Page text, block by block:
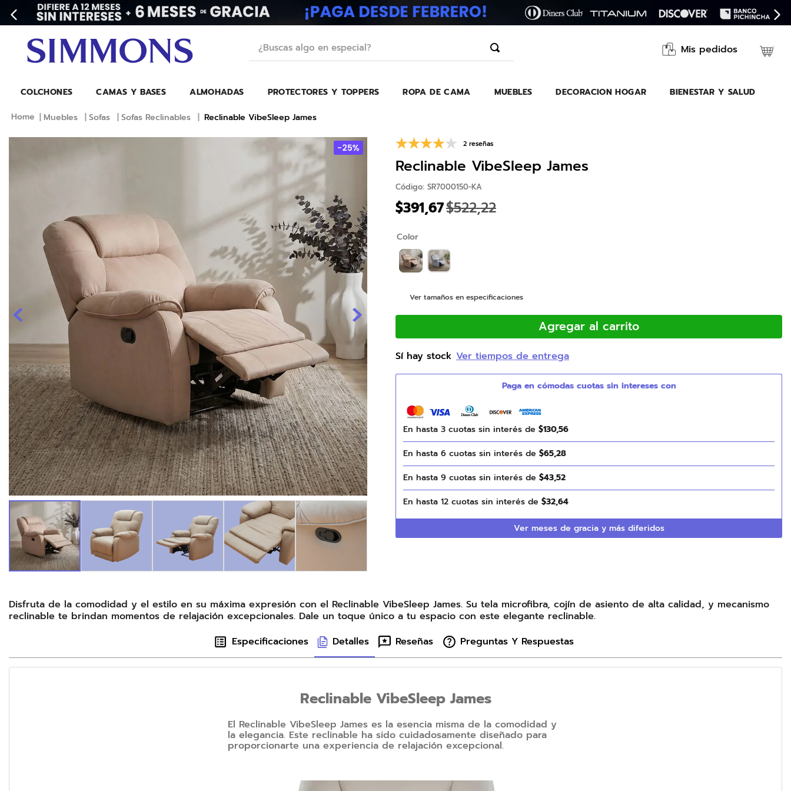
Mis pedidos
COLCHONES CAMAS Y BASES ALMOHADAS PROTECTORES Y TOPPERS ROPA DE CAMA MUEBLES DECORACION HOGAR BIENESTAR Y SALUD
Muebles Sofas Sofas Reclinables Reclinable VibeSleep James
2 reseñas
Reclinable VibeSleep James
Código: SR7000150-KA
$391,67$522,22
Color
Ver tamaños en especificaciones
Agregar al carrito
Sí hay stock Ver tiempos de entrega
En hasta 3 cuotas sin interés de $130,56
En hasta 6 cuotas sin interés de $65,28
En hasta 9 cuotas sin interés de $43,52
En hasta 12 cuotas sin interés de $32,64
Ver meses de gracia y más diferidos
Disfruta de la comodidad y el estilo en su máxima expresión con el Reclinable VibeSleep James. Su tela microfibra, cojín de asiento de alta calidad, y mecanismo
reclinable te brindan momentos de relajación excepcionales. Dale un toque único a tu espacio con este elegante reclinable.
Especificaciones
Detalles Reseñas Preguntas Y Respuestas
Reclinable VibeSleep James
El Reclinable VibeSleep James es la esencia misma de la comodidad y
la elegancia. Este reclinable ha sido cuidadosamente diseñado para
proporcionarte una experiencia de relajación excepcional.
TÉRMINOS MÁS BUSCADOS
1.
erica
2.
almohada
3.
harmony
5
base
beautyrest
7.
cama
8.
almohadas
9.
natasha
10
sofa cama